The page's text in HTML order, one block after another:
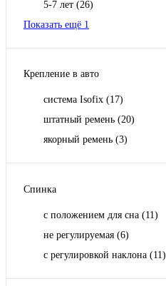
5-7 лет (26)
Показать ещё 1
Крепление в авто
система Isofix (17)
штатный ремень (20)
якорный ремень (3)
Спинка
с положением для сна (11)
не регулируемая (6)
с регулировкой наклона (11)